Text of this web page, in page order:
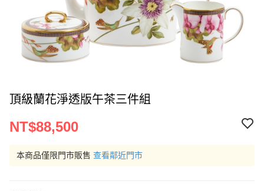
頂級蘭花淨透版午茶三件組
NT$88,500
本商品僅限門市販售 查看鄰近門市